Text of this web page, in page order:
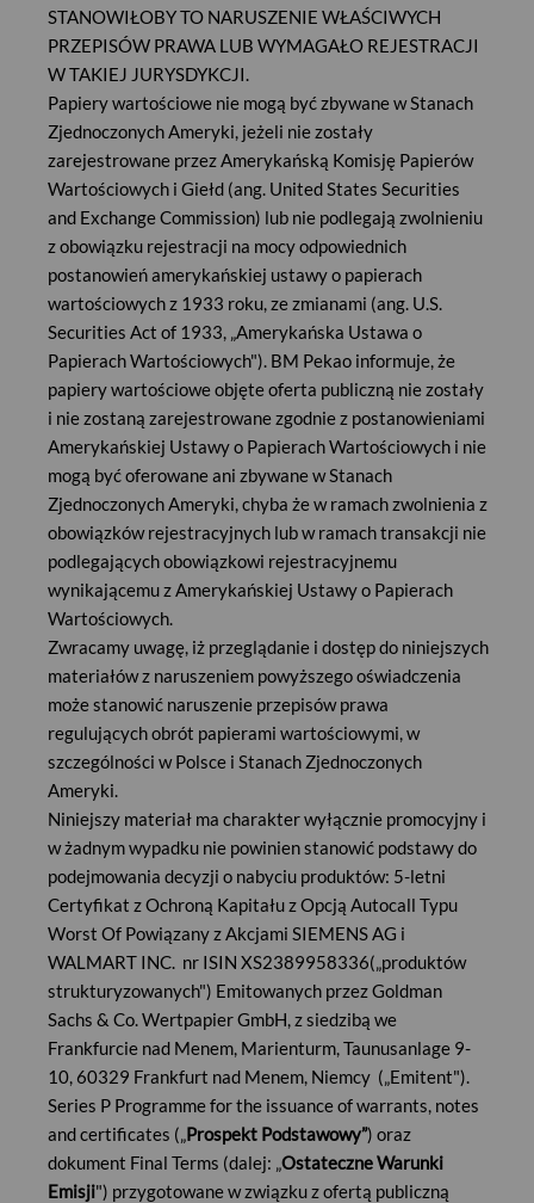
STANOWIŁOBY TO NARUSZENIE WŁAŚCIWYCH
PRZEPISÓW PRAWA LUB WYMAGAŁO REJESTRACJI
W TAKIEJ JURYSDYKCJI.
Papiery wartościowe nie mogą być zbywane w Stanach
Zjednoczonych Ameryki, jeżeli nie zostały
zarejestrowane przez Amerykańską Komisję Papierów
Wartościowych i Giełd (ang. United States Securities
and Exchange Commission) lub nie podlegają zwolnieniu
z obowiązku rejestracji na mocy odpowiednich
postanowień amerykańskiej ustawy o papierach
wartościowych z 1933 roku, ze zmianami (ang. U.S.
Securities Act of 1933, „Amerykańska Ustawa o
Papierach Wartościowych"). BM Pekao informuje, że
papiery wartościowe objęte oferta publiczną nie zostały
i nie zostaną zarejestrowane zgodnie z postanowieniami
Amerykańskiej Ustawy o Papierach Wartościowych i nie
mogą być oferowane ani zbywane w Stanach
Zjednoczonych Ameryki, chyba że w ramach zwolnienia z
obowiązków rejestracyjnych lub w ramach transakcji nie
podlegających obowiązkowi rejestracyjnemu
wynikającemu z Amerykańskiej Ustawy o Papierach
Wartościowych.
Zwracamy uwagę, iż przeglądanie i dostęp do niniejszych
materiałów z naruszeniem powyższego oświadczenia
może stanowić naruszenie przepisów prawa
regulujących obrót papierami wartościowymi, w
szczególności w Polsce i Stanach Zjednoczonych
Ameryki.
Niniejszy materiał ma charakter wyłącznie promocyjny i
w żadnym wypadku nie powinien stanowić podstawy do
podejmowania decyzji o nabyciu produktów: 5-letni
Certyfikat z Ochroną Kapitału z Opcją Autocall Typu
Worst Of Powiązany z Akcjami SIEMENS AG i
WALMART INC. nr ISIN XS2389958336(„produktów
strukturyzowanych") Emitowanych przez Goldman
Sachs & Co. Wertpapier GmbH, z siedzibą we
Frankfurcie nad Menem, Marienturm, Taunusanlage 9-
10, 60329 Frankfurt nad Menem, Niemcy („Emitent").
Series P Programme for the issuance of warrants, notes
and certificates („Prospekt Podstawowy”) oraz
dokument Final Terms (dalej: „Ostateczne Warunki
Emisji") przygotowane w związku z ofertą publiczną
100% ochrony kapitału na koniec inwestycji (w Dacie
Wykupu)
Produkty strukturyzowane posiadają około 5-letni okres
zapadalności, przy czym istnieje możliwość zakończenia
inwestycji z inicjatywy Inwestora (sprzedaż na rynku
wtórnym za pośrednictwem GPW).
Uwaga: Istnieje ryzyko nieosiągnięcia zysku w przypadku
sprzedaży Produktu strukturyzowanego na rynku wtórnym lub
w przypadku realizacji negatywnego scenariusza rynkowego w
poszczególnych Datach Obserwacji Autocall. Ponadto w
przypadku sprzedaży Produktu strukturyzowanego na rynku
wtórnym istnieje ryzyko poniesienia straty (do wysokości
całości zainwestowanego kapitału).
MECHANIZM DZIAŁANIA PRODUKTU
GŁÓWNE PARAMETRY OFERTY
Termin przyjmowania zapisów:18 października – 10
listopada 2021 r. (włącznie)
Cena emisyjna:100% Kwoty Obliczeniowej
Kwota obliczeniowa:1 000 PLN
Opłata manipulacyjna:do 1% Kwoty Obliczeniowej zapisu
(0,5% w przypadku zapisu składanego internetowo)
Cena zakupu dla Klientów:
przypadku zapisu składanego internetowo)
Minimalny zapis:
10 Produktów strukturyzowanych
JAK ZŁOŻYĆ ZAPIS
Klienci BM Pekao mogą składać zapisy za pośrednictwem:
Serwisu internetowego Pekao24Makler
www.pekao24.pl
w zakładce NOWE EMISJE / OFERTA PUBLICZNA
Serwisu telefonicznego Pekao24Makler
800 105 800(opłata wg cennika operatora)
22 591 22 00(opłata wg cennika operatora)
Punktów Usług Maklerskich